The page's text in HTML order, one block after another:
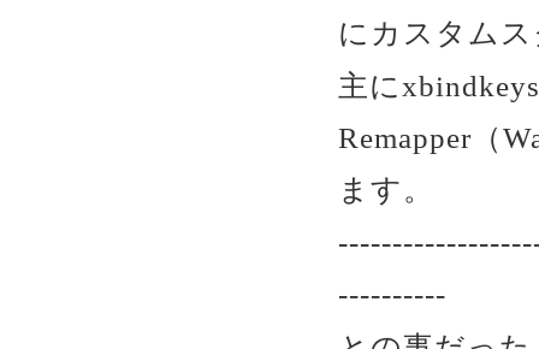
にカスタム
主に
Remapper（
ます。
----------